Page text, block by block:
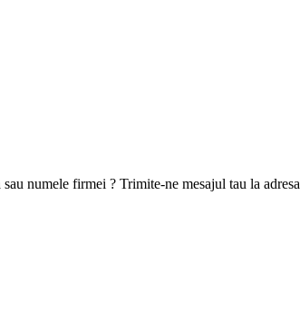
numele firmei ? Trimite-ne mesajul tau la adresa